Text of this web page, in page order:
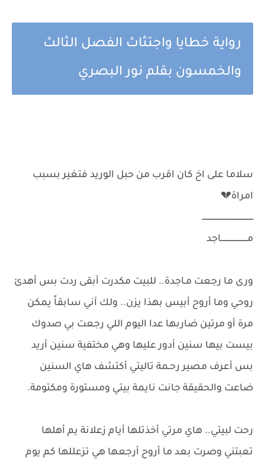
رواية خطايا واجتثاث الفصل الثالث
والخمسون بقلم نور البصري
سلاما على اخ كان اقرب من حبل الوريد فتغير بسبب
امراة💔
ـــــــــــــــــــــــــــــــــــــــــــ
مــــــــــــــــــــــاجد
ورى ما رجعت مـاجدة.. للبيت مكدرت أبقى ردت بس أهدئ
روحي وما أروح أبيس بهذا يزن.. ولك آني سابقاً يمكن
مرة أو مرتين ضاربها عدا اليوم اللي رجعت بي صدوك
بيست بيها ​سنين أدور عليها وهي مختفية سنين أريد
بس أعرف مصير رحـمة تاليتي أكتشف هاي السنين
ضاعت والحقيقة جانت نايمة بيتي ومستورة ومكتومة.
رحت لبيتي.. هاي مرتي أخذتلها أيام زعلانة يم أهلها
تعبتني وصرت بعد ما أروح أرجعها هي تزعللها كم يوم